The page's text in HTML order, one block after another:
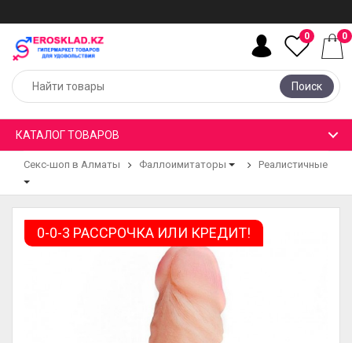
Поиск
0 0
КАТАЛОГ ТОВАРОВ
Секс-шоп в Алматы Фаллоимитаторы Реалистичные
0-0-3 РАССРОЧКА ИЛИ КРЕДИТ!